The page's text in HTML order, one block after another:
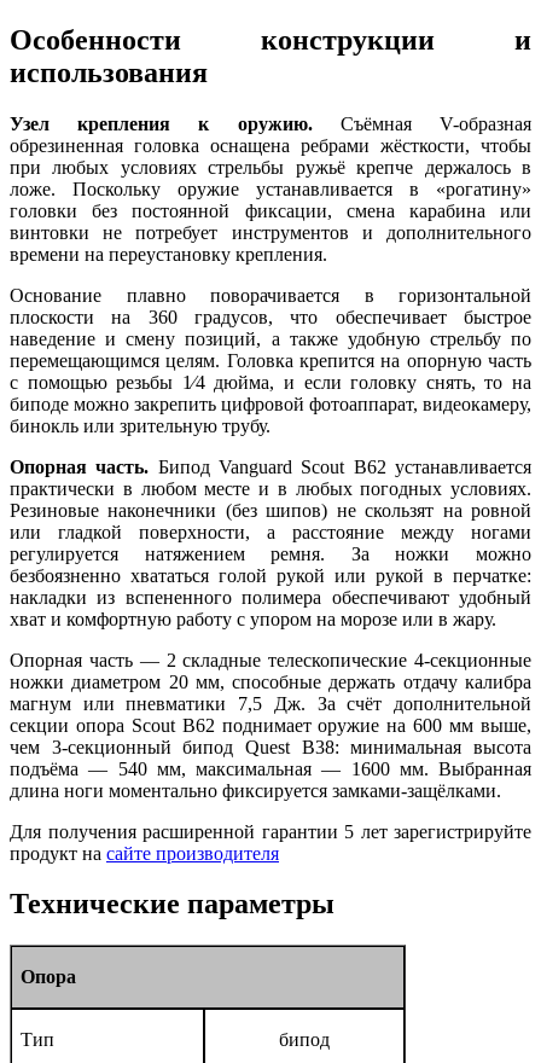
Особенности конструкции и
использования
Узел крепления к оружию.Съёмная V-образная
обрезиненная головка оснащена ребрами жёсткости, чтобы
при любых условиях стрельбы ружьё крепче держалось в
ложе. Поскольку оружие устанавливается в «рогатину»
головки без постоянной фиксации, смена карабина или
винтовки не потребует инструментов и дополнительного
времени на переустановку крепления.
Основание плавно поворачивается в горизонтальной
плоскости на 360 градусов, что обеспечивает быстрое
наведение и смену позиций, а также удобную стрельбу по
перемещающимся целям. Головка крепится на опорную часть
с помощью резьбы 1⁄4 дюйма, и если головку снять, то на
биподе можно закрепить цифровой фотоаппарат, видеокамеру,
бинокль или зрительную трубу.
Опорная часть. Бипод Vanguard Scout B62 устанавливается
практически в любом месте и в любых погодных условиях.
Резиновые наконечники (без шипов) не скользят на ровной
или гладкой поверхности, а расстояние между ногами
регулируется натяжением ремня. За ножки можно
безбоязненно хвататься голой рукой или рукой в перчатке:
накладки из вспененного полимера обеспечивают удобный
хват и комфортную работу с упором на морозе или в жару.
Опорная часть — 2 складные телескопические 4-секционные
ножки диаметром 20 мм, способные держать отдачу калибра
магнум или пневматики 7,5 Дж. За счёт дополнительной
секции опора Scout B62 поднимает оружие на 600 мм выше,
чем 3-секционный бипод Quest B38: минимальная высота
подъёма — 540 мм, максимальная — 1600 мм. Выбранная
длина ноги моментально фиксируется замками-защёлками.
Для получения расширенной гарантии 5 лет зарегистрируйте
продукт на сайте производителя
Технические параметры
Опора
Тип бипод